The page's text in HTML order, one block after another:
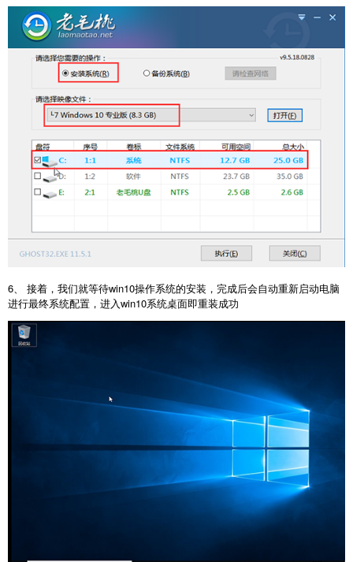
6、 接着，我们就等待win10操作系统的安装，完成后会自动重新启动电脑
进行最终系统配置，进入win10系统桌面即重装成功